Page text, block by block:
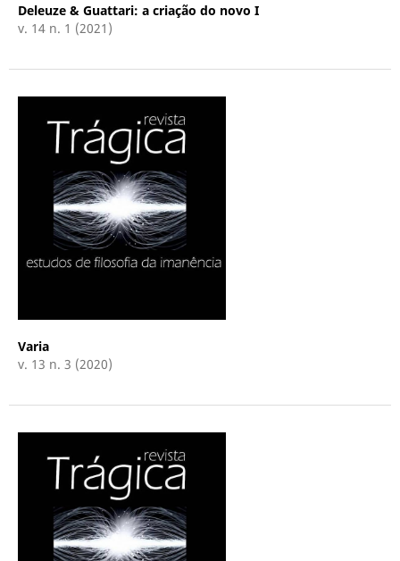
Deleuze & Guattari: a criação do novo I
v. 14 n. 1 (2021)
Varia
v. 13 n. 3 (2020)